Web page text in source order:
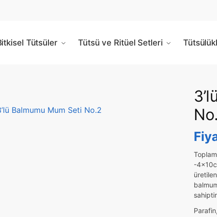
Tütsüler Tütsü ve Ritüel Setleri
-